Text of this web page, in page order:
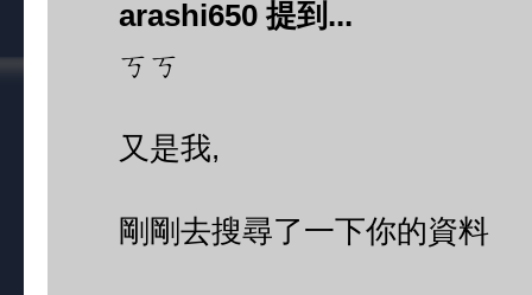
arashi650 提到...
ㄎㄎ
又是我,
剛剛去搜尋了一下你的資料